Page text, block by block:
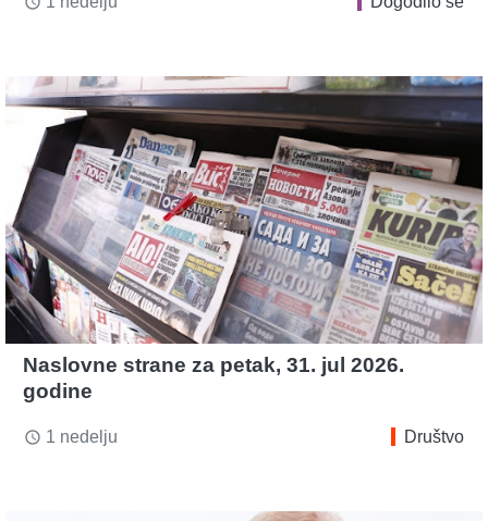
Naslovne strane za petak, 31. jul 2026.
godine
access_time 1 nedelju Društvo